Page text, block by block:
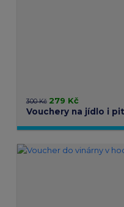
300 Kč 279 Kč
Vouchery na jídlo i